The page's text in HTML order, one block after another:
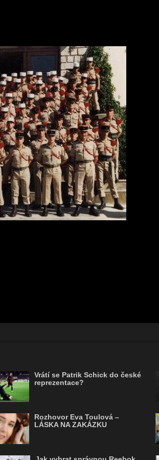
Vrátí se Patrik Schick do české
reprezentace?
Rozhovor Eva Toulová –
LÁSKA NA ZAKÁZKU